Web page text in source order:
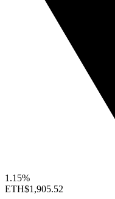
1.15%
ETH$1,905.52